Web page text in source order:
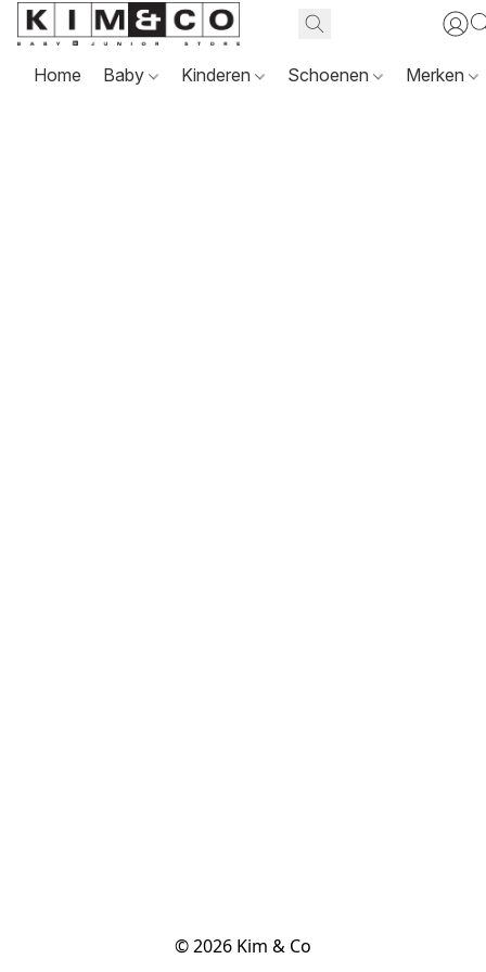
Home Baby Kinderen Schoenen Merken
© 2026 Kim & Co